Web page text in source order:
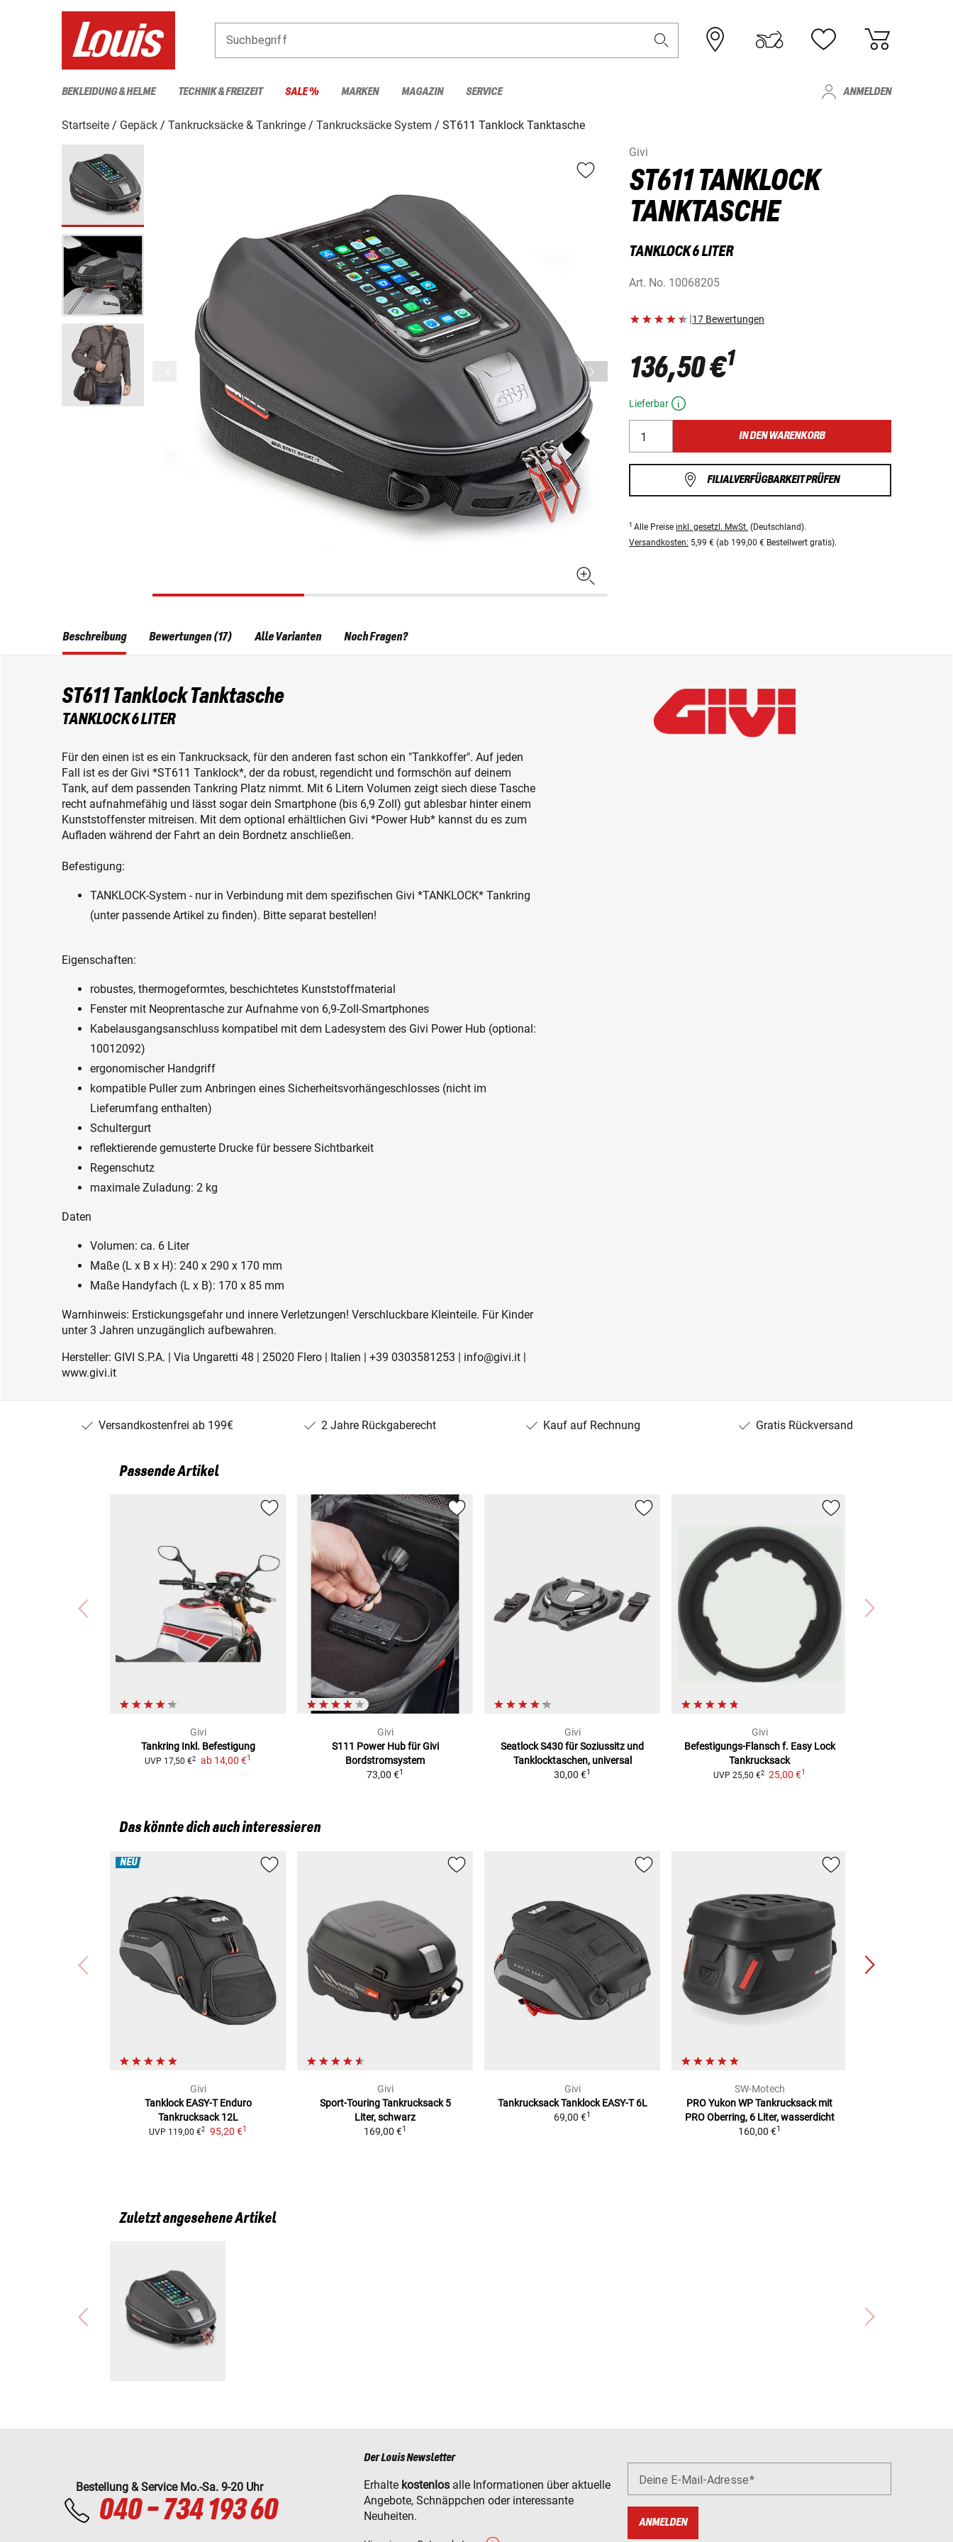
Suchbegriff
BEKLEIDUNG & HELME TECHNIK & FREIZEIT SALE % MARKEN MAGAZIN SERVICE ANMELDEN
Startseite Gepäck Tankrucksäcke & Tankringe Tankrucksäcke System
ST611 Tanklock Tanktasche
Givi
ST611 TANKLOCK
TANKTASCHE
TANKLOCK 6 LITER
Art. No. 10068205
|17 Bewertungen
136,50 €1
Lieferbar
IN DEN WARENKORB
FILIALVERFÜGBARKEIT PRÜFEN
1 Alle Preise inkl. gesetzl. MwSt. (Deutschland).
Versandkosten: 5,99 € (ab 199,00 € Bestellwert gratis).
Beschreibung
ST611 Tanklock Tanktasche
TANKLOCK 6 LITER
Für den einen ist es ein Tankrucksack, für den anderen fast schon ein "Tankkoffer". Auf jeden
Fall ist es der Givi *ST611 Tanklock*, der da robust, regendicht und formschön auf deinem
Tank, auf dem passenden Tankring Platz nimmt. Mit 6 Litern Volumen zeigt siech diese Tasche
recht aufnahmefähig und lässt sogar dein Smartphone (bis 6,9 Zoll) gut ablesbar hinter einem
Kunststoffenster mitreisen. Mit dem optional erhältlichen Givi *Power Hub* kannst du es zum
Aufladen während der Fahrt an dein Bordnetz anschließen.
Befestigung:
TANKLOCK-System - nur in Verbindung mit dem spezifischen Givi *TANKLOCK* Tankring
(unter passende Artikel zu finden). Bitte separat bestellen!
Eigenschaften:
robustes, thermogeformtes, beschichtetes Kunststoffmaterial
Fenster mit Neoprentasche zur Aufnahme von 6,9-Zoll-Smartphones
Kabelausgangsanschluss kompatibel mit dem Ladesystem des Givi Power Hub (optional:
10012092)
ergonomischer Handgriff
kompatible Puller zum Anbringen eines Sicherheitsvorhängeschlosses (nicht im
Lieferumfang enthalten)
Schultergurt
reflektierende gemusterte Drucke für bessere Sichtbarkeit
Regenschutz
maximale Zuladung: 2 kg
Daten
Volumen: ca. 6 Liter
Maße (L x B x H): 240 x 290 x 170 mm
Maße Handyfach (L x B): 170 x 85 mm
Warnhinweis: Erstickungsgefahr und innere Verletzungen! Verschluckbare Kleinteile. Für Kinder
unter 3 Jahren unzugänglich aufbewahren.
Hersteller: GIVI S.P.A. | Via Ungaretti 48 | 25020 Flero | Italien | +39 0303581253 | info@givi.it |
www.givi.it
Bewertungen (17) Alle Varianten Noch Fragen?
Versandkostenfrei ab 199€ 2 Jahre Rückgaberecht Kauf auf Rechnung Gratis Rückversand
Passende Artikel
Givi
Tankring Inkl. Befestigung
UVP 17,50 €2 ab 14,00 €1
Givi
S111 Power Hub für Givi
Bordstromsystem
73,00 €1
Givi
Seatlock S430 für Soziussitz und
Tanklocktaschen, universal
30,00 €1
Givi
Befestigungs-Flansch f. Easy Lock
Tankrucksack
UVP 25,50 €2 25,00 €1
Das könnte dich auch interessieren
NEU
Givi
Tanklock EASY-T Enduro
Tankrucksack 12L
UVP 119,00 €2 95,20 €1
Givi
Sport-Touring Tankrucksack 5
Liter, schwarz
169,00 €1
Givi
Tankrucksack Tanklock EASY-T 6L
69,00 €1
SW-Motech
PRO Yukon WP Tankrucksack mit
PRO Oberring, 6 Liter, wasserdicht
160,00 €1
Zuletzt angesehene Artikel
Bestellung & Service Mo.-Sa. 9-20 Uhr
040 - 734 193 60
Der Louis Newsletter
Erhalte kostenlos alle Informationen über aktuelle
Angebote, Schnäppchen oder interessante
Neuheiten.
Deine E-Mail-Adresse
ANMELDEN